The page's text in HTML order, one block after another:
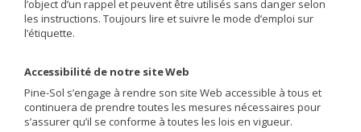
l’object d’un rappel et peuvent être utilisés sans danger selon
les instructions. Toujours lire et suivre le mode d’emploi sur
l’étiquette.
Accessibilité de notre site Web
Pine-Sol s’engage à rendre son site Web accessible à tous et
continuera de prendre toutes les mesures nécessaires pour
s’assurer qu’il se conforme à toutes les lois en vigueur.